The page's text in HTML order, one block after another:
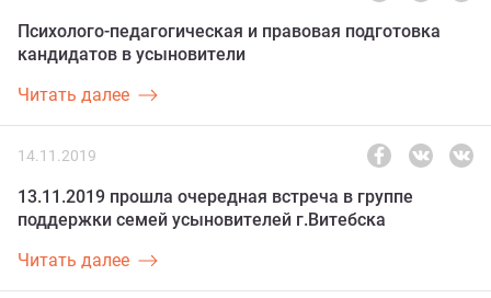
Психолого-педагогическая и правовая подготовка
кандидатов в усыновители
Читать далее
14.11.2019
13.11.2019 прошла очередная встреча в группе
поддержки семей усыновителей г.Витебска
Читать далее